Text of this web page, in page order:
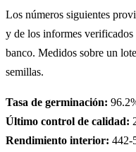
Los números siguientes
y de los informes
banco. Medidos sobre un
semillas.
Tasa de germinación: 96.2
Último control de calidad:
Rendimiento interior: 442-